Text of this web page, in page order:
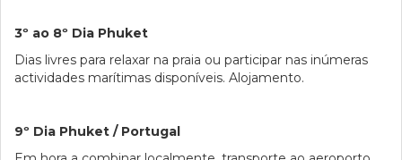
3º ao 8º Dia Phuket
Dias livres para relaxar na praia ou participar nas inúmeras
actividades marítimas disponíveis. Alojamento.
9º Dia Phuket / Portugal